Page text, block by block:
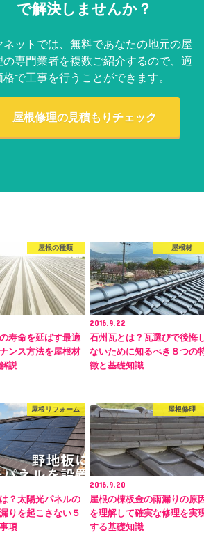
で解決しませんか？
ネットでは、無料であなたの地元の屋
の専門業者を複数ご紹介するので、適
格で工事を行うことができます。
屋根修理の見積もりチェック
屋根の種類
寿命を延ばす最適
ンス方法を屋根材
説
屋根材
2016.9.22
石州瓦とは？瓦選びで後悔
ないために知るべき８つの
徴と基礎知識
屋根リフォーム
？太陽光パネルの
りを起こさない５
項
屋根修理
2016.9.20
屋根の棟板金の雨漏りの原
を理解して確実な修理を実
する基礎知識